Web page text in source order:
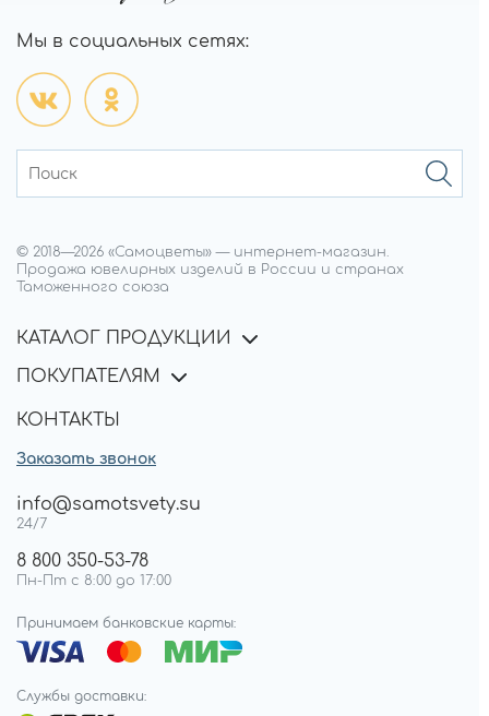
Мы в социальных сетях:
© 2018—2026 «Самоцветы» — интернет-магазин.
Продажа ювелирных изделий в России и странах
Таможенного союза
КАТАЛОГ ПРОДУКЦИИ
ПОКУПАТЕЛЯМ
КОНТАКТЫ
Заказать звонок
info@samotsvety.su
24/7
8 800 350-53-78
Пн-Пт с 8:00 до 17:00
Принимаем банковские карты:
Службы доставки: